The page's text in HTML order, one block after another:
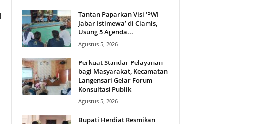
Tantan Paparkan Visi ‘PWI
Jabar Istimewa’ di Ciamis,
Usung 5 Agenda...
Agustus 5, 2026
Perkuat Standar Pelayanan
bagi Masyarakat, Kecamatan
Langensari Gelar Forum
Konsultasi Publik
Agustus 5, 2026
Bupati Herdiat Resmikan